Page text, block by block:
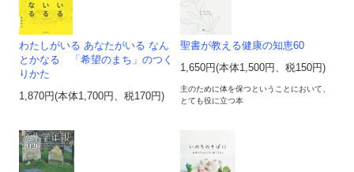
わたしがいる あなたがいる なん
とかなる 「希望のまち」のつく
りかた
1,870円(本体1,700円、税170円)
聖書が教える健康の知恵60
1,650円(本体1,500円、税150円)
主のために体を保つということにおいて、
とても役に立つ本